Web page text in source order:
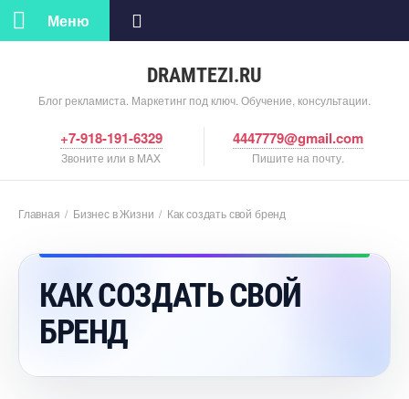
DRAMTEZI.RU
Блог рекламиста. Маркетинг под ключ. Обучение, консультации.
Меню
+7-918-191-6329
Звоните или в MAX
4447779@gmail.com
Пишите на почту.
Главная / Бизнес в Жизни / Как создать свой бренд
КАК СОЗДАТЬ СВОЙ
БРЕНД